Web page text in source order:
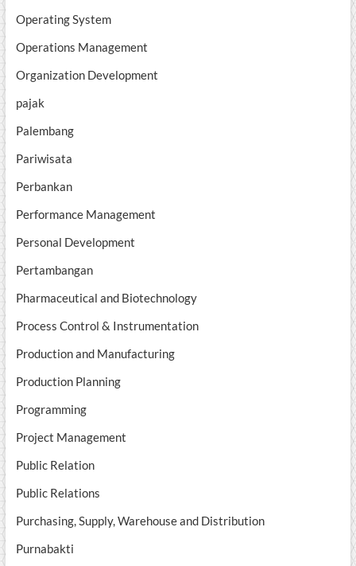
Operating System
Operations Management
Organization Development
pajak
Palembang
Pariwisata
Perbankan
Performance Management
Personal Development
Pertambangan
Pharmaceutical and Biotechnology
Process Control & Instrumentation
Production and Manufacturing
Production Planning
Programming
Project Management
Public Relation
Public Relations
Purchasing, Supply, Warehouse and Distribution
Purnabakti